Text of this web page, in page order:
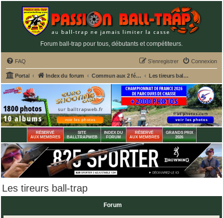
Forum ball-trap pour tous, débutants et compétiteurs.
FAQ Connexion
S’enregistrer
Portal Index du forum Commun aux 2 fédérations ball-trap FFBT et FFT Les tireurs ball-trap
RÉSERVÉ
AUX MEMBRES
SITE
BALLTRAPWEB
INDEX DU
FORUM
RÉSERVÉ
AUX MEMBRES
GRANDS PRIX
2026
Les tireurs ball-trap
Forum